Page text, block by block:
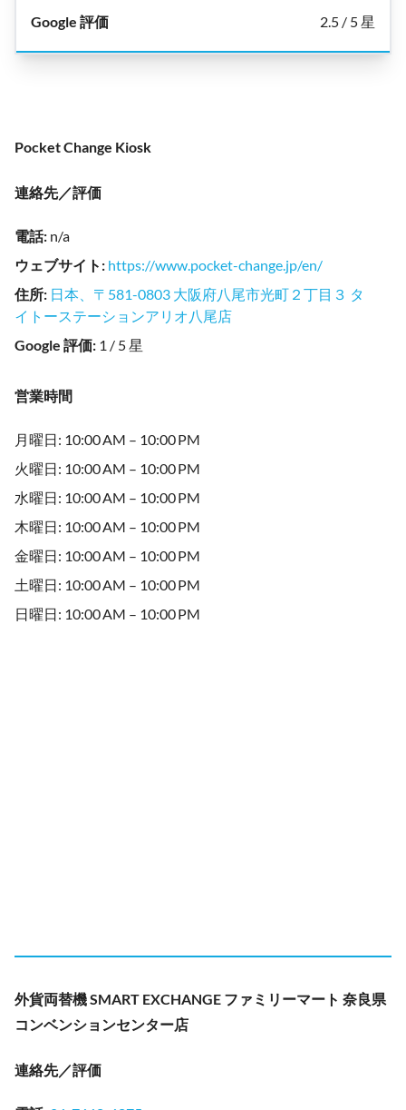
2.5 / 5 星
Pocket Change Kiosk
連絡先／評価
電話: n/a
ウェブサイト : https://www.pocket-change.jp/en/
住所: 日本、〒581-0803 大阪府八尾市光町２丁目３ タ
イトーステーションアリオ八尾店
Google 評価: 1 / 5 星
営業時間
月曜日: 10:00 AM – 10:00 PM
火曜日: 10:00 AM – 10:00 PM
水曜日: 10:00 AM – 10:00 PM
木曜日: 10:00 AM – 10:00 PM
金曜日: 10:00 AM – 10:00 PM
土曜日: 10:00 AM – 10:00 PM
日曜日: 10:00 AM – 10:00 PM
外貨両替機 SMART EXCHANGE ファミリーマート 奈良県
コンベンションセンター店
連絡先／評価